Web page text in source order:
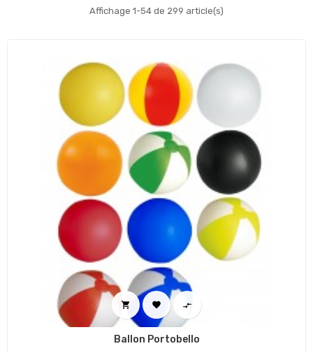
Affichage 1-54 de 299 article(s)
  
Ballon Portobello